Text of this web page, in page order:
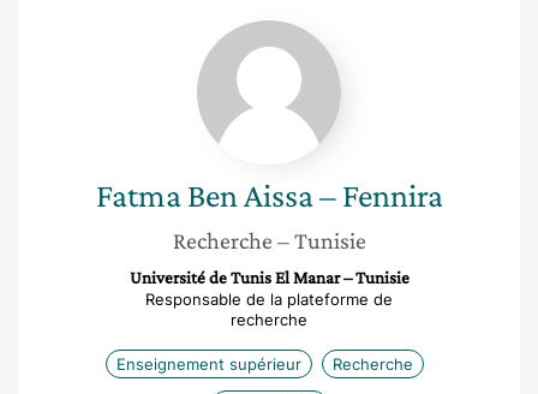
Fatma
Ben
Aissa
Fennira
Fatma Ben Aissa – Fennira
Recherche – Tunisie
Université de Tunis El Manar – Tunisie
Responsable de la plateforme de
recherche
Enseignement supérieur Recherche